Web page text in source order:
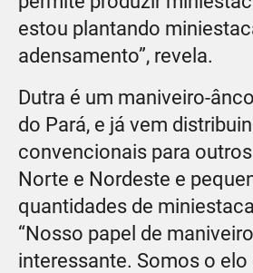
estou plantando
adensamento”, revela.
Dutra é um maniveiro-
do Pará, e já vem
convencionais para
Norte e Nordeste e
quantidades de
“Nosso papel de
interessante. Somos o elo